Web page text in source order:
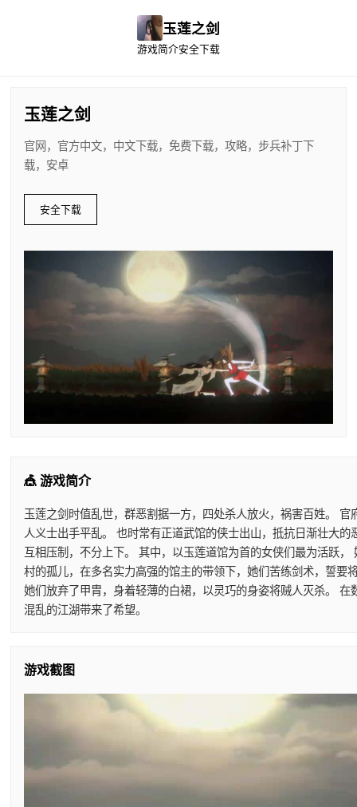
玉莲之剑
游戏简介安全下载
玉莲之剑
官网，官方中文，中文下载，免费下载，攻略，步兵补丁下
载，安卓
安全下载
🎪 游戏简介
玉莲之剑时值乱世，群恶割据一方，四处杀人放火，祸害百姓。
人义士出手平乱。 也时常有正道武馆的侠士出山，抵抗日渐壮大
互相压制，不分上下。 其中，以玉莲道馆为首的女侠们最为活跃
村的孤儿，在多名实力高强的馆主的带领下，她们苦练剑术，誓要
她们放弃了甲胄，身着轻薄的白裙，以灵巧的身姿将贼人灭杀。 在
混乱的江湖带来了希望。
游戏截图